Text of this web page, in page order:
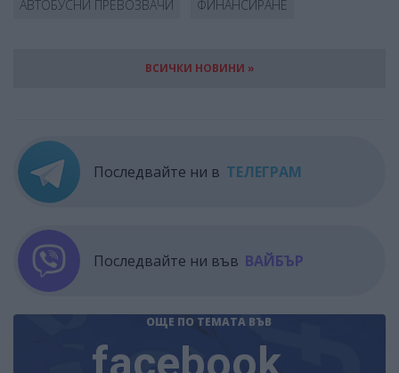
АВТОБУСНИ ПРЕВОЗВАЧИ ФИНАНСИРАНЕ
ВСИЧКИ НОВИНИ »
Последвайте ни в ТЕЛЕГРАМ
Последвайте ни във ВАЙБЪР
ОЩЕ ПО ТЕМАТА ВЪВ